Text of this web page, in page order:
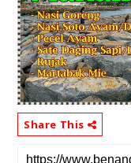
Share This